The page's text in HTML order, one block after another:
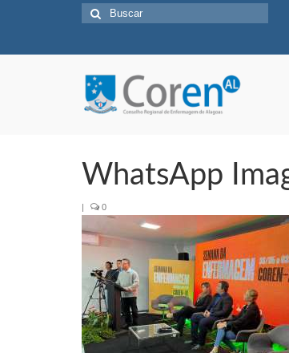
Buscar
por:
WhatsApp
| 0